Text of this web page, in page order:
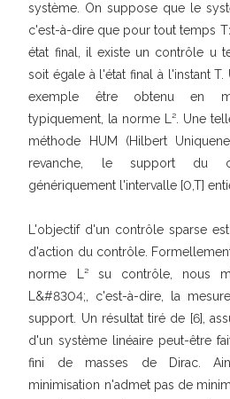
système. On suppose que le
c'est-à-dire que pour tout temps
état final, il existe un contrôle u
soit égale à l'état final à l'instant
exemple être obtenu en
typiquement, la norme L². Une
méthode HUM (Hilbert
revanche, le support du
génériquement l'intervalle [0,T]
L'objectif d'un contrôle sparse
d'action du contrôle.
norme L² su contrôle, nous
L&#8304;, c'est-à-dire, la
support. Un résultat tiré de [6],
d'un système linéaire peut-être
fini de masses de Dirac.
minimisation n'admet pas de